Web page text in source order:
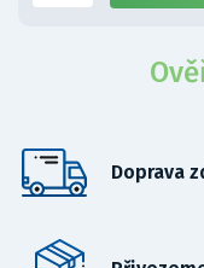
Doprava